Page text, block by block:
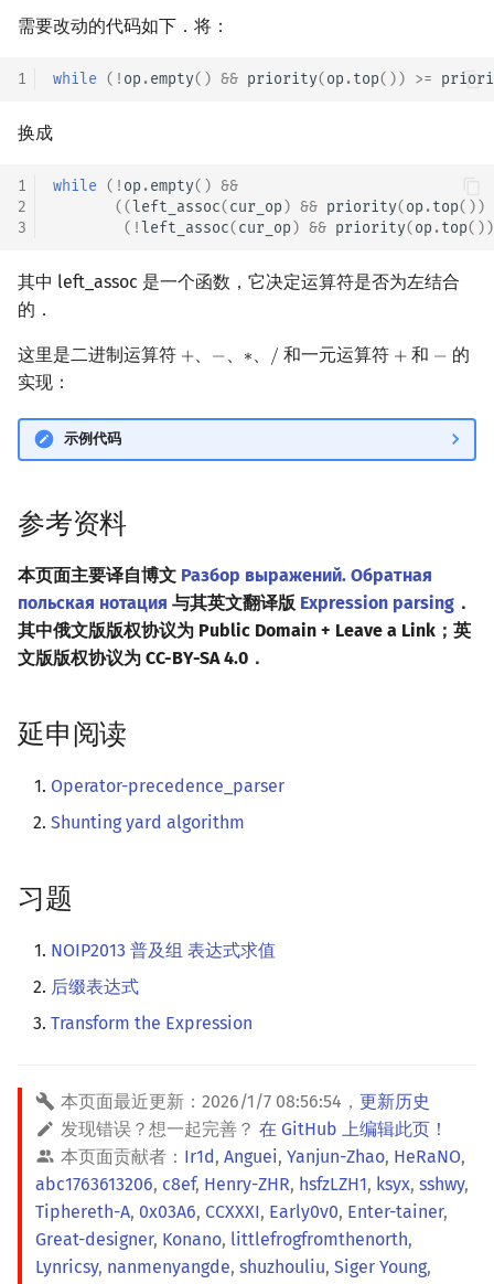
需要改动的代码如下．将：
1 while ( ! op .empty() && priority(op .top()) >=
换成
1
2
3
while ( ! op .empty() &&
((left_assoc(cur_op) && priority(op .top())
( !left_assoc(cur_op) && priority(op .top())
其中 left_assoc 是一个函数，它决定运算符是否为左结合
的．
这里是二进制运算符 +
+ −
− ∗
∗ /
/ 和一元运算符 +
+ 和 −
− 的
实现：
示例代码
参考资料
本页面主要译自博文 Разбор выражений. Обратная
польская нотация 与其英文翻译版 Expression parsing ．
其中俄文版版权协议为 Public Domain + Leave a Link；英
文版版权协议为 CC-BY-SA 4.0．
延申阅读
Operator-precedence_parser
Shunting yard algorithm
习题
NOIP2013 普及组 表达式求值
后缀表达式
Transform the Expression
本页面最近更新： 2026/1/7 08:56:54 ， 更新历史
发现错误？想一起完善？ 在 GitHub 上编辑此页！
本页面贡献者： Ir1d, Anguei, Yanjun-Zhao, HeRaNO,
abc1763613206, c8ef, Henry-ZHR, hsfzLZH1, ksyx, sshwy,
Tiphereth-A, 0x03A6, CCXXXI, Early0v0, Enter-tainer,
Great-designer, Konano, littlefrogfromthenorth,
Lynricsy, nanmenyangde, shuzhouliu, Siger Young,